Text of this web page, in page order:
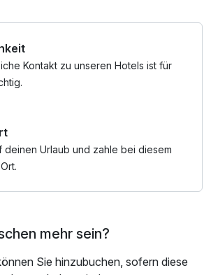
„Schildkröte“, „Orgel“ und
der Landschaft am Dreiländereck zu
laden zu ausgiebigen und erholsamen
Republik angelegt.
Kontakt zu unseren Hotels ist für
deinen Urlaub und zahle bei diesem
mehr sein?
Sie hinzubuchen, sofern diese